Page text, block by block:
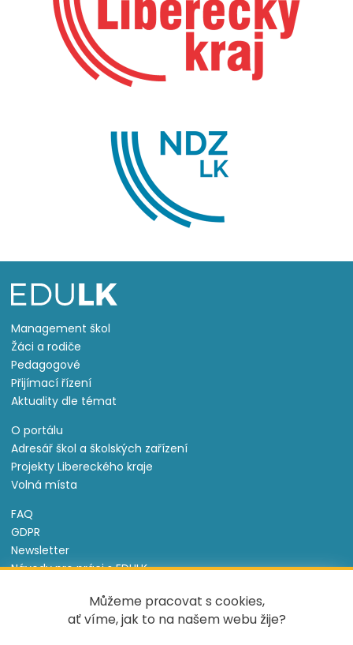
Můžeme pracovat s cookies,
ať víme, jak to na našem webu žije?
Management škol
Žáci a rodiče
Pedagogové
Přijímací řízení
Aktuality dle témat
O portálu
Adresář škol a školských zařízení
Projekty Libereckého kraje
Volná místa
FAQ
GDPR
Newsletter
Návody pro práci s EDULK
Nastavení cookies
Informace o souborech cookie